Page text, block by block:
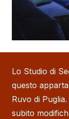
Lo Studio di
questo
Ruvo di
subito